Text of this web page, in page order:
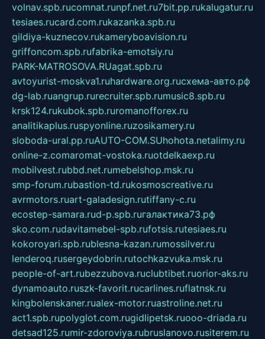
volnav.spb.rucomnat.runpf.net.ru7bit.pp.rukalugatur.ru
tesiaes.rucard.com.rukazanka.spb.ru
gildiya-kuznecov.rukameryboavision.ru
griffoncom.spb.rufabrika-emotsiy.ru
PARK-MATROSOVA.RUagat.spb.ru
avtoyurist-moskva1.ruhardware.org.ruсхема-авто.рф
dg-lab.ruangrup.rurecruiter.spb.rumusic8.spb.ru
krsk124.rukubok.spb.ruromanofforex.ru
analitikaplus.ruspyonline.ruzosikamery.ru
sloboda-ural.pp.ruAUTO-COM.SUhohota.netalimy.ru
online-z.comaromat-vostoka.ruotdelkaexp.ru
mobilvest.rubbd.net.rumebelshop.msk.ru
smp-forum.rubastion-td.rukosmoscreative.ru
avrmotors.ruart-galadesign.rutiffany-c.ru
ecostep-samara.rud-p.spb.ruгалактика73.рф
sko.com.rudavitamebel-spb.rufotsis.rutesiaes.ru
kokoroyari.spb.rublesna-kazan.rumossilver.ru
lenderoq.rusergeydobrin.rutochkazvuka.msk.ru
people-of-art.rubezzubova.ruclubtibet.ruorior-aks.ru
dynamoauto.ruszk-favorit.rucarlines.ruflatnsk.ru
kingbolenskaner.rualex-motor.ruastroline.net.ru
act1.spb.rupolyglot.com.rugidlipetsk.ruooo-driada.ru
detsad125.rumir-zdoroviya.rubruslanovo.rusiterem.ru